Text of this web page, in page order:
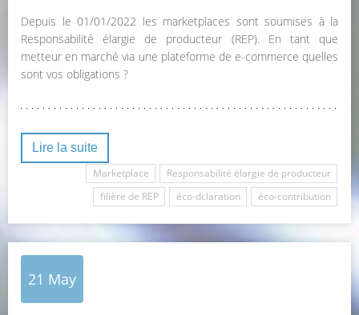
Depuis le 01/01/2022 les marketplaces sont soumises à la
Responsabilité élargie de producteur (REP). En tant que
metteur en marché via une plateforme de e-commerce quelles
sont vos obligations ?
Lire la suite
Marketplace
Responsabilité élargie de producteur
filière de REP
éco-dclaration éco-contribution
21 May